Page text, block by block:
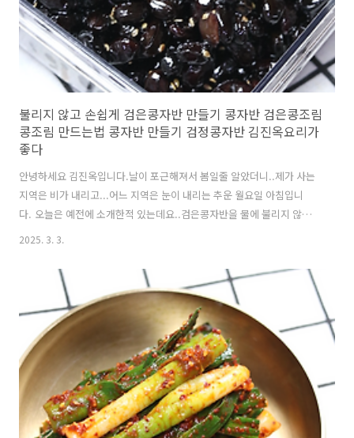
불리지 않고 손쉽게 검은콩자반 만들기 콩자반 검은콩조림
콩조림 만드는법 콩자반 만들기 검정콩자반 김진옥요리가
좋다
안녕하세요 김진옥입니다.날이 포근해져서 봄일줄 알았더니..제가 사는
지역은 비가 내리고...어느 지역은 눈이 내리는 추운 월요일 아침입니
다. 오늘은 예전에 소개한적 있는데요..검은콩자반을 물에 불리지 않고
바로 콩자반 만드는 레시피입니다.그런데요..그때는 콩을 처음에 물과
는데요....가끔 인덕션을 사용하시는 분들이 제일 약한불로 끓어오를때
까지 기다리다보면 콩을 끓지않고...물을 증발해버린다는 후기글을 읽었
습니다.그래서 저도 1구짜지 인덕션으로 만들어봤더니 정말 그러더라고
요~그래서 오늘은...그런 걱정없이 만드는 과정 변경해서 소개합니
다. https://youtu.be/hY2GeAfiPyk?si=Y5lyvsHV8x0dP_ms말로하
는 자세..
2025. 3. 3.